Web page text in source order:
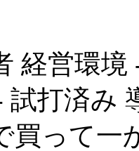
経営環境
試打済み
買って一